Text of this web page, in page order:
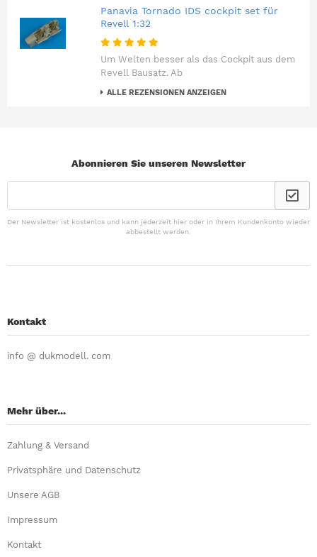
Panavia Tornado IDS cockpit set für
Revell 1:32
Um Welten besser als das Cockpit aus dem
Revell Bausatz. Ab
ALLE REZENSIONEN ANZEIGEN
Abonnieren Sie unseren Newsletter
Der Newsletter ist kostenlos und kann jederzeit hier oder in Ihrem Kundenkonto wieder
abbestellt werden.
Kontakt
info @ dukmodell. com
Mehr über...
Zahlung & Versand
Privatsphäre und Datenschutz
Unsere AGB
Impressum
Kontakt